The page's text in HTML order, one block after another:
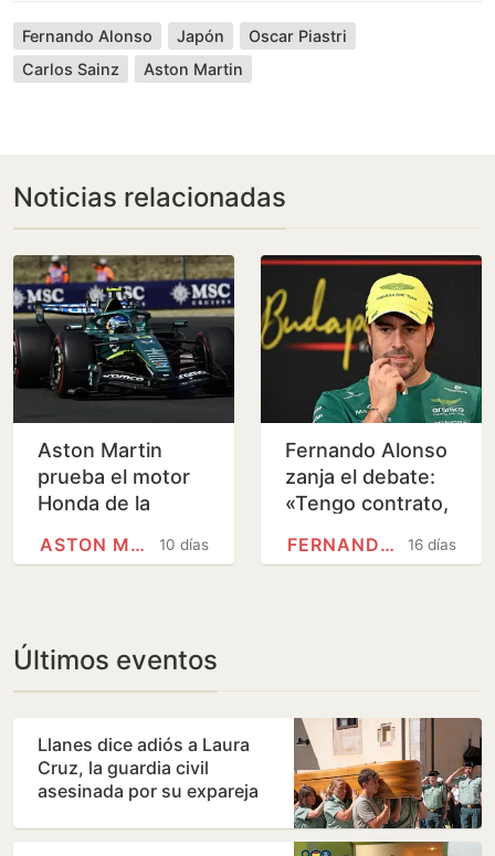
Fernando Alonso Japón
Oscar Piastri
Carlos Sainz
Aston Martin
Noticias relacionadas
Aston Martin
prueba el motor
Honda de la
10 días
ASTON MARTIN
Fernando Alonso
zanja el debate:
«Tengo contrato,
La Verdad
16 días
FERNANDO ALONSO
Últimos eventos
Llanes dice adiós a Laura
Cruz, la guardia civil
asesinada por su expareja